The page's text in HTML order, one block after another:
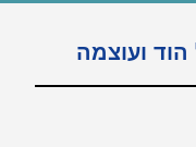
ועוצמה